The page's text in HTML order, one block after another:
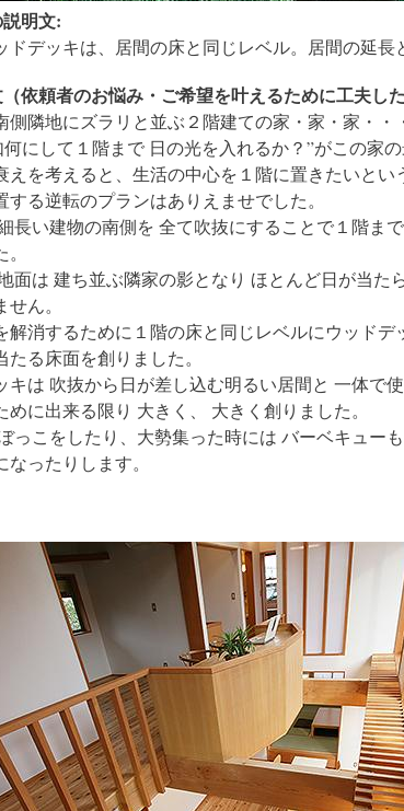
明文:
ドデッキは、居間の床と同じレベル。居間の延長
依頼者のお悩み・ご希望を叶えるために工夫し
側隣地にズラリと並ぶ２階建ての家・家・家・
にして１階まで 日の光を入れるか？”がこの家
えを考えると、生活の中心を１階に置きたいと
する逆転のプランはありえませでした。
長い建物の南側を 全て吹抜にすることで１階ま
面は 建ち並ぶ隣家の影となり ほとんど日が当た
ん。
解消するために１階の床と同じレベルにウッド
る床面を創りました。
キは 吹抜から日が差し込む明るい居間と 一体で
めに出来る限り 大きく、 大きく創りました。
っこをしたり、大勢集った時には バーベキュー
ったりします。